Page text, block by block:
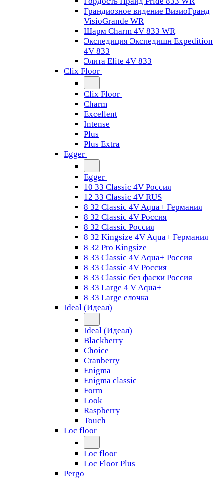
Грандиозное видение ВизиоГранд
VisioGrande WR
Шарм Charm 4V 833 WR
Экспедиция Экспедишн Expedition
4V 833
Элита Elite 4V 833
Clix Floor
Clix Floor
Charm
Excellent
Intense
Plus
Plus Extra
Egger
Egger
10 33 Classic 4V Россия
12 33 Classic 4V RUS
8 32 Classic 4V Aqua+ Германия
8 32 Classic 4V Россия
8 32 Classic Россия
8 32 Kingsize 4V Aqua+ Германия
8 32 Pro Kingsize
8 33 Classic 4V Aqua+ Россия
8 33 Classic 4V Россия
8 33 Classic без фаски Россия
8 33 Large 4 V Aqua+
8 33 Large елочка
Ideal (Идеал)
Ideal (Идеал)
Blackberry
Choice
Cranberry
Enigma
Enigma classic
Form
Look
Raspberry
Touch
Loc floor
Loc floor
Loc Floor Plus
Pergo